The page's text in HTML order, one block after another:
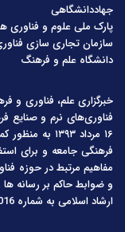
جهاددانشگاهی
پارک ملی علوم و فناوری
سازمان تجاری سازی
دانشگاه علم و فرهنگ
خبرگزاری علم، فناوری و
فناوری‌های نرم و صنایع
۱۶ مرداد
فرهنگی جامعه و برای
مفاهیم مرتبط در حوزه
و ضوابط حاکم بر رسانه
ارشاد اسلامی به شماره 70016 فعالیت خود را آغاز کرده است.